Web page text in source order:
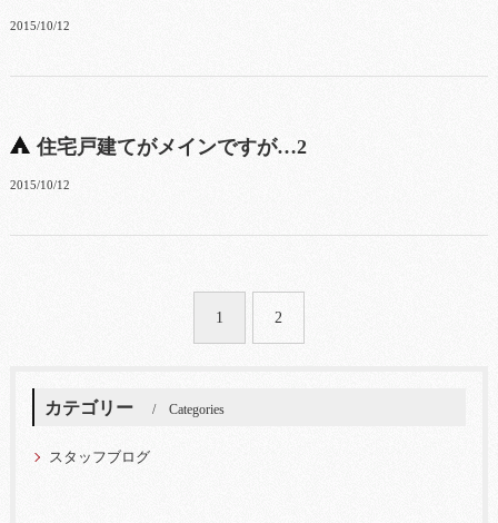
2015/10/12
住宅戸建てがメインですが…2
2015/10/12
1 2
カテゴリー Categories
スタッフブログ